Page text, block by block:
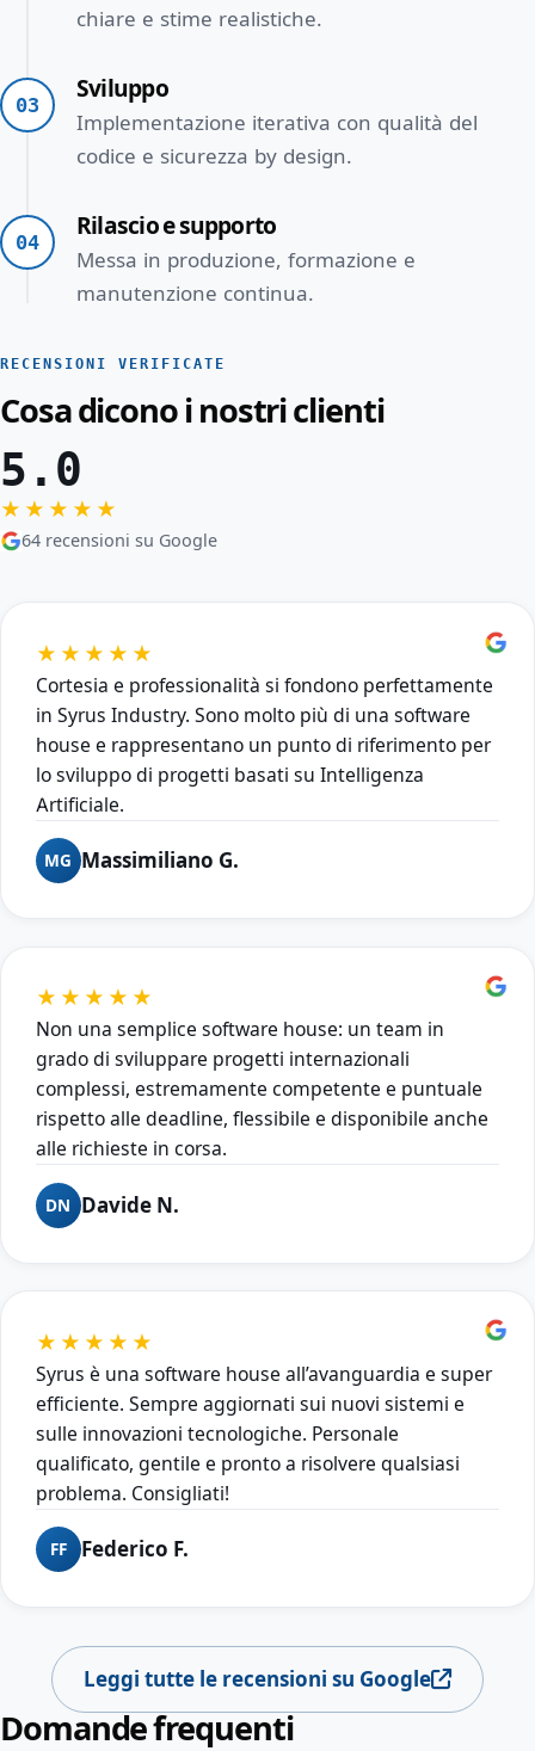
chiare e stime realistiche.
03
Sviluppo
Implementazione iterativa con qualità del
codice e sicurezza by design.
04
Rilascio e supporto
Messa in produzione, formazione e
manutenzione continua.
RECENSIONI VERIFICATE
Cosa dicono i nostri clienti
5.0
★★★★★
64 recensioni su Google
★★★★★
Cortesia e professionalità si fondono perfettamente
in Syrus Industry. Sono molto più di una software
house e rappresentano un punto di riferimento per
lo sviluppo di progetti basati su Intelligenza
Artificiale.
MG Massimiliano G.
★★★★★
Non una semplice software house: un team in
grado di sviluppare progetti internazionali
complessi, estremamente competente e puntuale
rispetto alle deadline, flessibile e disponibile anche
alle richieste in corsa.
DN Davide N.
★★★★★
Syrus è una software house all’avanguardia e super
efficiente. Sempre aggiornati sui nuovi sistemi e
sulle innovazioni tecnologiche. Personale
qualificato, gentile e pronto a risolvere qualsiasi
problema. Consigliati!
FF Federico F.
Leggi tutte le recensioni su Google
Domande frequenti